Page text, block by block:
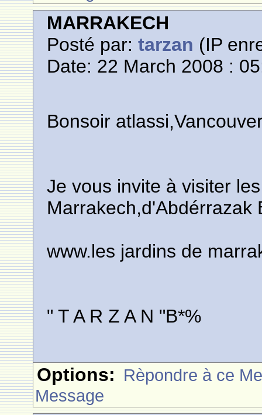
MARRAKECH
Posté par:tarzan (IP
Date: 22 March 2008 :
Bonsoir
Je vous invite à visiter
Marrakech,d'Abdérrazak
www.les jardins de
" T A R Z A N "B*%
Options: Rèpondre à ce
Message